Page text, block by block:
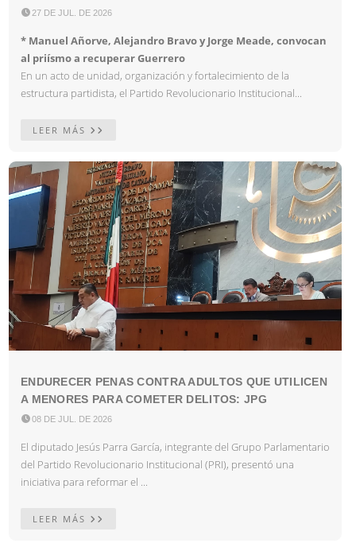
 27 DE JUL. DE 2026
* Manuel Añorve, Alejandro Bravo y Jorge Meade, convocan
al priísmo a recuperar Guerrero
En un acto de unidad, organización y fortalecimiento de la
estructura partidista, el Partido Revolucionario Institucional...
LEER MÁS
ENDURECER PENAS CONTRA ADULTOS QUE UTILICEN
A MENORES PARA COMETER DELITOS: JPG
08 DE JUL. DE 2026
El diputado Jesús Parra García, integrante del Grupo Parlamentario
del Partido Revolucionario Institucional (PRI), presentó una
iniciativa para reformar el ...
LEER MÁS